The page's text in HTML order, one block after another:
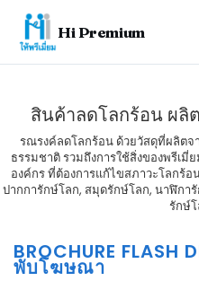
Hi Premium
สินค้าลดโลกร้อน ผ
รณรงค์ลดโลกร้อน ด้วยวัสดุที่ผลิตจ
ธรรมชาติ รวมถึงการใช้สิ่งของพรีเ
องค์กร ที่ต้องการแก้ไขสภาวะโลกร้
ปากการักษ์โลก, สมุดรักษ์โลก, นาฬิกา
รักษ์
BROCHURE
พับโฆษณา